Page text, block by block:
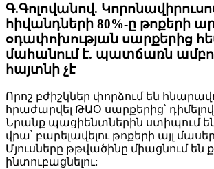
Գ.Գոլովանով.
հիվանդների 80%-ը թոքերի
օդափոխության սարքերից
մահանում է. պատճառն
հայտնի չէ
Որոշ բժիշկներ փորձում են
հրաժարվել ԹԱՕ սարքերից՝ դիմելով
Նրանք պացիենտներին ստիպում
վրա՝ բարելավելու թոքերի այլ
Մյուսները թթվածինը միացնում են
ինտուբացնելու: